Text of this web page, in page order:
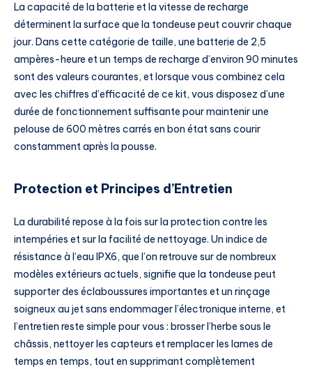
La capacité de la batterie et la vitesse de recharge
déterminent la surface que la tondeuse peut couvrir chaque
jour. Dans cette catégorie de taille, une batterie de 2,5
ampères-heure et un temps de recharge d’environ 90 minutes
sont des valeurs courantes, et lorsque vous combinez cela
avec les chiffres d’efficacité de ce kit, vous disposez d’une
durée de fonctionnement suffisante pour maintenir une
pelouse de 600 mètres carrés en bon état sans courir
constamment après la pousse.
Protection et Principes d’Entretien
La durabilité repose à la fois sur la protection contre les
intempéries et sur la facilité de nettoyage. Un indice de
résistance à l’eau IPX6, que l’on retrouve sur de nombreux
modèles extérieurs actuels, signifie que la tondeuse peut
supporter des éclaboussures importantes et un rinçage
soigneux au jet sans endommager l’électronique interne, et
l’entretien reste simple pour vous : brosser l’herbe sous le
châssis, nettoyer les capteurs et remplacer les lames de
temps en temps, tout en supprimant complètement